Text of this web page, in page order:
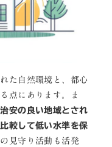
た自然環境と、都心
点にあります。ま
安の良い地域とされ
較して低い水準を保
見守り活動も活発